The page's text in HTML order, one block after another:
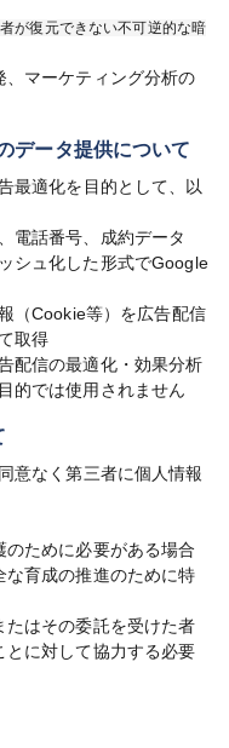
が復元できない不可逆的な暗
マーケティング分析の
データ提供について
最適化を目的として、以
電話番号、成約データ
シュ化した形式でGoogle
（Cookie等）を広告配信
取得
配信の最適化・効果分析
的では使用されません
意なく第三者に個人情報
ために必要がある場合
育成の推進のために特
たはその委託を受けた者
に対して協力する必要